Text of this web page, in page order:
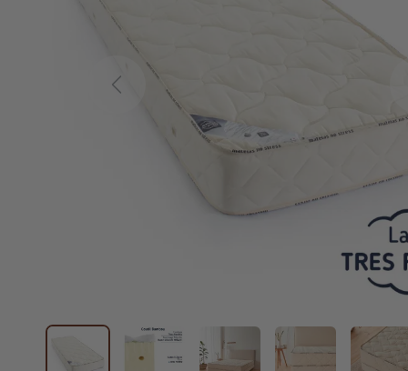
Previous